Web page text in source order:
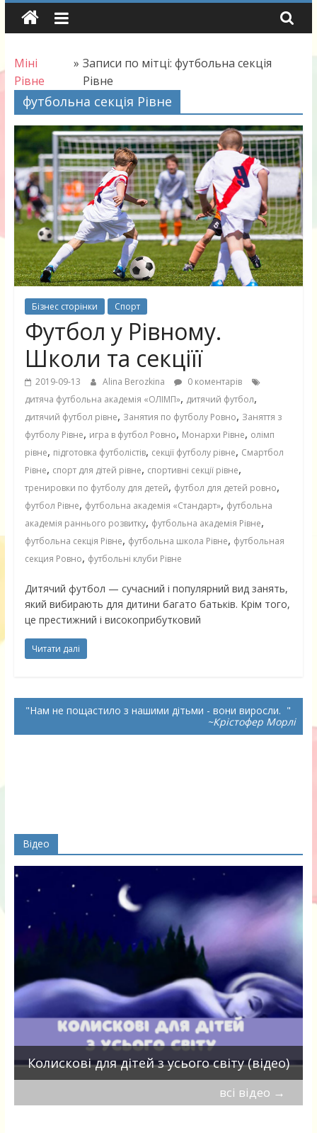
Skip
Міні
Рівне
» Записи по мітці: футбольна секція
Рівне
футбольна секція Рівне
Бізнес сторінки Спорт
Футбол у Рівному.
Школи та секціїї
2019-09-13 Alina Berozkina
0 коментарів
дитяча футбольна академія «ОЛІМП», дитячий футбол,
дитячий футбол рівне, Занятия по футболу Ровно, Заняття з
футболу Рівне, игра в футбол Ровно, Монархи Рівне, олімп
рівне, підготовка футболістів, секції футболу рівне, Смартбол
Рівне, спорт для дітей рівне, спортивні секції рівне,
тренировки по футболу для детей, футбол для детей ровно,
футбол Рівне, футбольна академія «Стандарт», футбольна
академія раннього розвитку, футбольна академія Рівне,
футбольна секція Рівне, футбольна школа Рівне, футбольная
секция Ровно, футбольні клуби Рівне
Дитячий футбол — сучасний і популярний вид занять,
який вибирають для дитини багато батьків. Крім того,
це престижний і високоприбутковий
Читати далі
Нам не пощастило з нашими дітьми - вони виросли.
~Крістофер Морлі
Відео
Колискові для дітей з усього світу (відео)
всі відео →